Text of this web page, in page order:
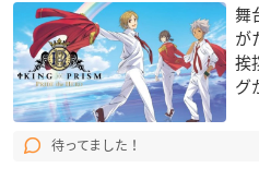
舞
が
挨
グ
待ってました！